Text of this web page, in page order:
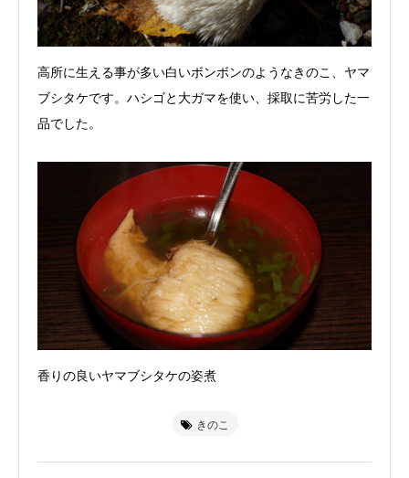
高所に生える事が多い白いボンボンのようなきのこ、ヤマ
ブシタケです。ハシゴと大ガマを使い、採取に苦労した一
品でした。
香りの良いヤマブシタケの姿煮
きのこ